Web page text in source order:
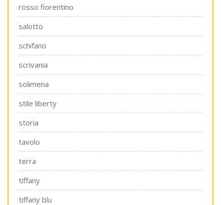
rosso fiorentino
salotto
schifano
scrivania
solimena
stile liberty
storia
tavolo
terra
tiffany
tiffany blu